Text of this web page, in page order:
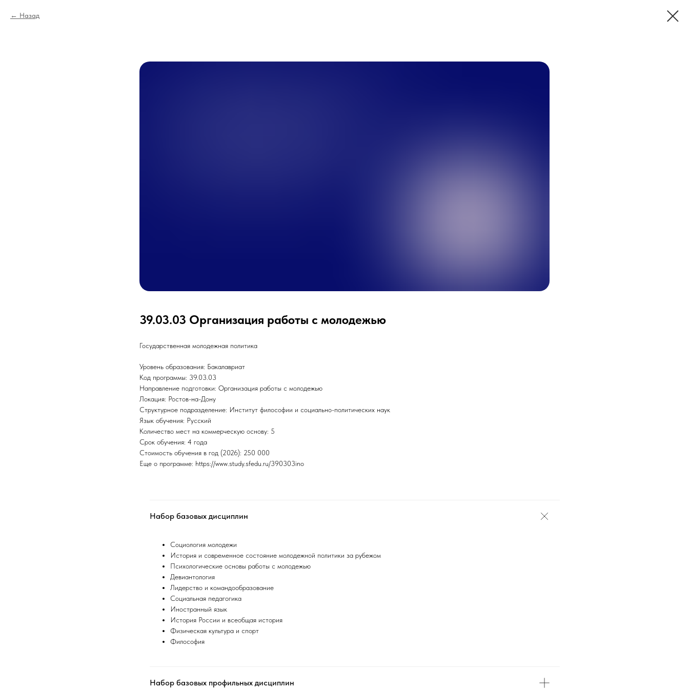
Назад
39.03.03 Организация работы с молодежью
Государственная молодежная политика
Уровень образования: Бакалавриат
Код программы: 39.03.03
Направление подготовки: Организация работы с молодежью
Локация: Ростов-на-Дону
Структурное подразделение: Институт философии и социально-политических наук
Язык обучения: Русский
Количество мест на коммерческую основу: 5
Срок обучения: 4 года
Стоимость обучения в год (2026): 250 000
Еще о программе: https://www.study.sfedu.ru/390303ino
Набор базовых дисциплин
Социология молодежи
История и современное состояние молодежной политики за рубежом
Психологические основы работы с молодежью
Девиантология
Лидерство и командообразование
Социальная педагогика
Иностранный язык
История России и всеобщая история
Физическая культура и спорт
Философия
Набор базовых профильных дисциплин